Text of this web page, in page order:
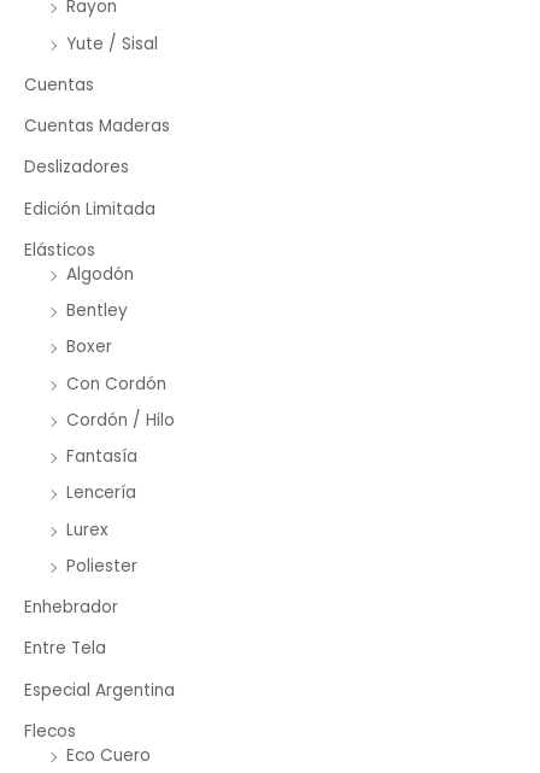
Rayon
Yute / Sisal
Cuentas
Cuentas Maderas
Deslizadores
Edición Limitada
Elásticos
Algodón
Bentley
Boxer
Con Cordón
Cordón / Hilo
Fantasía
Lencería
Lurex
Poliester
Enhebrador
Entre Tela
Especial Argentina
Flecos
Eco Cuero